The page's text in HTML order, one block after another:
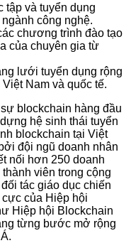
và tuyển dụng
công nghệ.
chương trình đào tạo
của chuyên gia từ
lưới tuyển dụng rộng
Nam và quốc tế.
blockchain hàng đầu
hệ sinh thái tuyển
blockchain tại Việt
đội ngũ doanh nhân
nối hơn 250 doanh
viên trong cộng
tác giáo dục chiến
của Hiệp hội
Hiệp hội Blockchain
từng bước mở rộng